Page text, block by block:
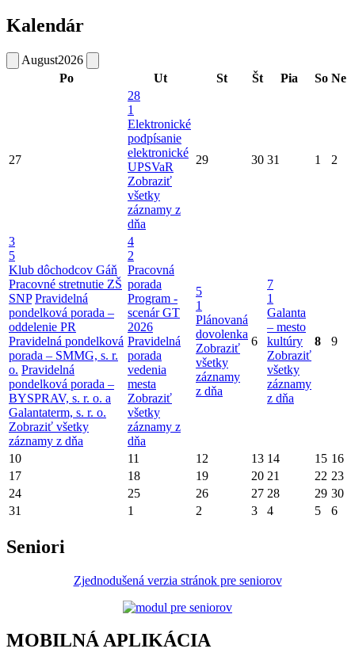
Kalendár
August2026
Po
Ut St Št Pia So Ne
27
28
1
Elektronické
podpísanie
elektronické
UPSVaR
Zobraziť
všetky
záznamy z
dňa
29 30 31 1 2
3
5
Klub dôchodcov Gáň
Pracovné stretnutie ZŠ
SNP Pravidelná
pondelková porada –
oddelenie PR
Pravidelná pondelková
porada – SMMG, s. r.
o. Pravidelná
pondelková porada –
BYSPRAV, s. r. o. a
Galantaterm, s. r. o.
Zobraziť všetky
záznamy z dňa
4
2
Pracovná
porada
Program -
scenár GT
2026
Pravidelná
porada
vedenia
mesta
Zobraziť
všetky
záznamy z
dňa
5
1
Plánovaná
dovolenka
Zobraziť
všetky
záznamy
z dňa
6
7
1
Galanta
– mesto
kultúry
Zobraziť
všetky
záznamy
z dňa
8 9
10 11 12 13 14 15 16
17
18 19 20 21 22 23
24
25 26 27 28 29 30
31
1 2 3 4 5 6
Seniori
Zjednodušená verzia stránok pre seniorov
MOBILNÁ APLIKÁCIA